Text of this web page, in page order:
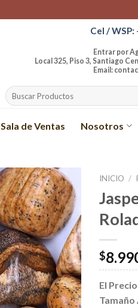
Cel /
Entrar por Agustinas
Local 325, Piso 3, Santiago
Email:
Buscar
por:
Sala de Ventas Nosotros
Añadir
a la
lista de
deseos
INICIO /
$
El
Tamaño